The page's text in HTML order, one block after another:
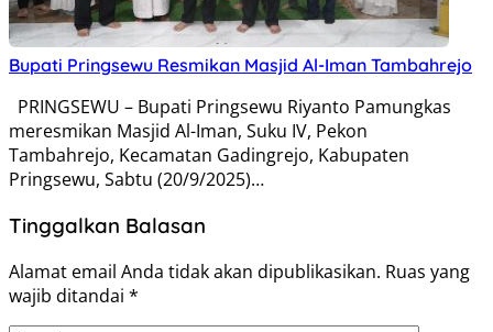
Bupati Pringsewu Resmikan Masjid Al-Iman Tambahrejo
PRINGSEWU – Bupati Pringsewu Riyanto Pamungkas
meresmikan Masjid Al-Iman, Suku IV, Pekon
Tambahrejo, Kecamatan Gadingrejo, Kabupaten
Pringsewu, Sabtu (20/9/2025)…
Tinggalkan Balasan
Alamat email Anda tidak akan dipublikasikan. Ruas yang
wajib ditandai *